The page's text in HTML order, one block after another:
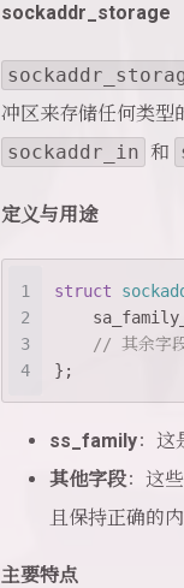
sockaddr_storage
冲区来存储任何类型
sockaddr_in 和
定义与用途
1
2
3
4
struct
// 其余字段
};
ss_family：这
其他字段：这
且保持正确的
主要特点